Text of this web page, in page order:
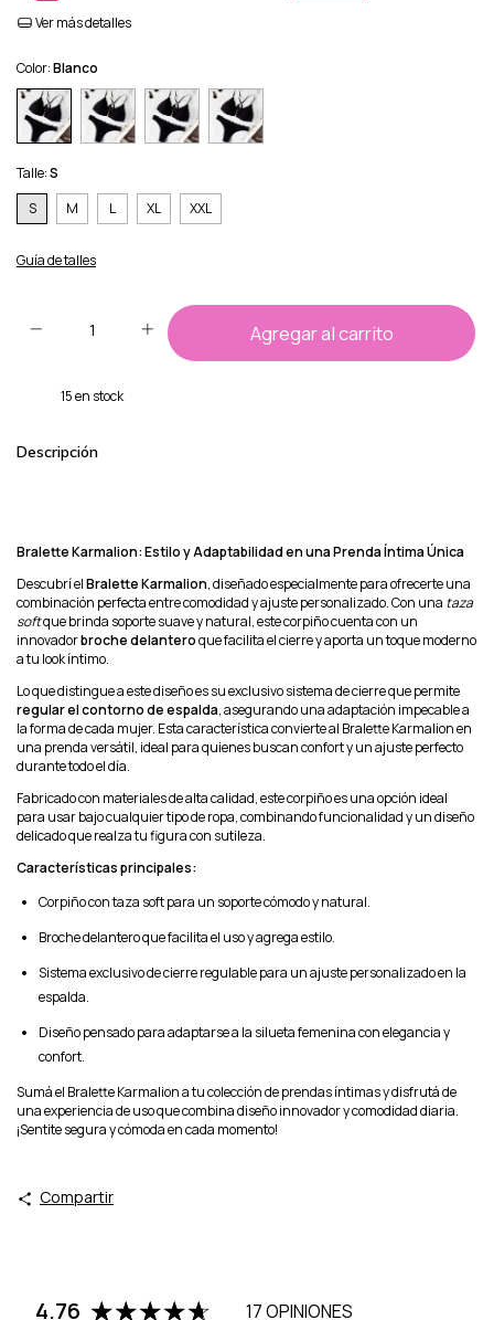
Ver más detalles
Color:Blanco
Talle:S
S
M L XL XXL
Guía de talles
15en stock
Descripción
Bralette Karmalion: Estilo y Adaptabilidad en una Prenda Íntima Única
Descubrí elBralette Karmalion, diseñado especialmente para ofrecerte una
combinación perfecta entre comodidad y ajuste personalizado. Con una taza
softque brinda soporte suave y natural, este corpiño cuenta con un
innovadorbroche delanteroque facilita el cierre y aporta un toque moderno
a tu look íntimo.
Lo que distingue a este diseño es su exclusivo sistema de cierre que permite
regular el contorno de espalda, asegurando una adaptación impecable a
la forma de cada mujer. Esta característica convierte al Bralette Karmalion en
una prenda versátil, ideal para quienes buscan confort y un ajuste perfecto
durante todo el día.
Fabricado con materiales de alta calidad, este corpiño es una opción ideal
para usar bajo cualquier tipo de ropa, combinando funcionalidad y un diseño
delicado que realza tu figura con sutileza.
Características principales:
Corpiño con taza soft para un soporte cómodo y natural.
Broche delantero que facilita el uso y agrega estilo.
Sistema exclusivo de cierre regulable para un ajuste personalizado en la
espalda.
Diseño pensado para adaptarse a la silueta femenina con elegancia y
confort.
Sumá el Bralette Karmalion a tu colección de prendas íntimas y disfrutá de
una experiencia de uso que combina diseño innovador y comodidad diaria.
¡Sentite segura y cómoda en cada momento!
Compartir
4.76 17 OPINIONES